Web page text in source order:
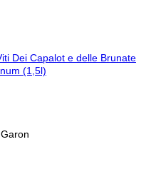
Dei Capalot e delle Brunate
(1,5l)